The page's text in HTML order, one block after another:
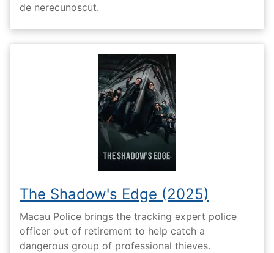
de nerecunoscut.
The Shadow's Edge (2025)
Macau Police brings the tracking expert police
officer out of retirement to help catch a
dangerous group of professional thieves.